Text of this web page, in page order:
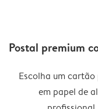
Postal premium
Escolha um
em papel de